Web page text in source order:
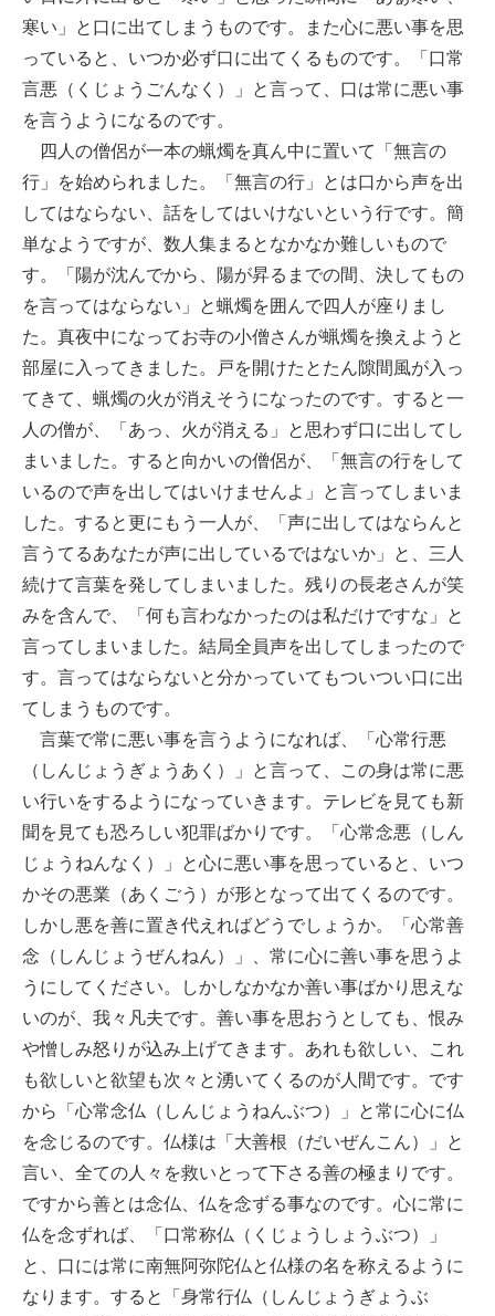
寒い」と口に出てしまうものです。また心に悪い事を思
っていると、いつか必ず口に出てくるものです。「口常
言悪（くじょうごんなく）」と言って、口は常に悪い事
を言うようになるのです。
四人の僧侶が一本の蝋燭を真ん中に置いて「無言の
行」を始められました。「無言の行」とは口から声を出
してはならない、話をしてはいけないという行です。簡
単なようですが、数人集まるとなかなか難しいもので
す。「陽が沈んでから、陽が昇るまでの間、決してもの
を言ってはならない」と蝋燭を囲んで四人が座りまし
た。真夜中になってお寺の小僧さんが蝋燭を換えようと
部屋に入ってきました。戸を開けたとたん隙間風が入っ
てきて、蝋燭の火が消えそうになったのです。すると一
人の僧が、「あっ、火が消える」と思わず口に出してし
まいました。すると向かいの僧侶が、「無言の行をして
いるので声を出してはいけませんよ」と言ってしまいま
した。すると更にもう一人が、「声に出してはならんと
言うてるあなたが声に出しているではないか」と、三人
続けて言葉を発してしまいました。残りの長老さんが笑
みを含んで、「何も言わなかったのは私だけですな」と
言ってしまいました。結局全員声を出してしまったので
す。言ってはならないと分かっていてもついつい口に出
てしまうものです。
言葉で常に悪い事を言うようになれば、「心常行悪
（しんじょうぎょうあく）」と言って、この身は常に悪
い行いをするようになっていきます。テレビを見ても新
聞を見ても恐ろしい犯罪ばかりです。「心常念悪（しん
じょうねんなく）」と心に悪い事を思っていると、いつ
かその悪業（あくごう）が形となって出てくるのです。
しかし悪を善に置き代えればどうでしょうか。「心常善
念（しんじょうぜんねん）」、常に心に善い事を思うよ
うにしてください。しかしなかなか善い事ばかり思えな
いのが、我々凡夫です。善い事を思おうとしても、恨み
や憎しみ怒りが込み上げてきます。あれも欲しい、これ
も欲しいと欲望も次々と湧いてくるのが人間です。です
から「心常念仏（しんじょうねんぶつ）」と常に心に仏
を念じるのです。仏様は「大善根（だいぜんこん）」と
言い、全ての人々を救いとって下さる善の極まりです。
ですから善とは念仏、仏を念ずる事なのです。心に常に
仏を念ずれば、「口常称仏（くじょうしょうぶつ）」
と、口には常に南無阿弥陀仏と仏様の名を称えるように
なります。すると「身常行仏（しんじょうぎょうぶ